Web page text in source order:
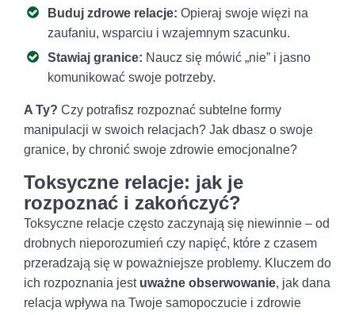
Buduj zdrowe relacje: Opieraj swoje więzi na
zaufaniu, wsparciu i wzajemnym szacunku.
Stawiaj granice: Naucz się mówić „nie” i jasno
komunikować swoje potrzeby.
A Ty? Czy potrafisz rozpoznać subtelne formy
manipulacji w swoich relacjach? Jak dbasz o swoje
granice, by chronić swoje zdrowie emocjonalne?
Toksyczne relacje: jak je
rozpoznać i zakończyć?
Toksyczne relacje często zaczynają się niewinnie – od
drobnych nieporozumień czy napięć, które z czasem
przeradzają się w poważniejsze problemy. Kluczem do
ich rozpoznania jest uważne obserwowanie, jak dana
relacja wpływa na Twoje samopoczucie i zdrowie